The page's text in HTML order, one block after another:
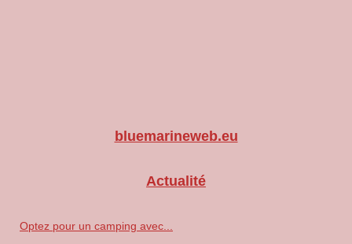
bluemarineweb.eu
Actualité
Optez pour un camping avec...